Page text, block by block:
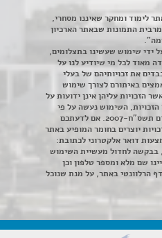
לימוד ומחקר שאיננו מסחרי,
התמונות שבאתר הארכיון
ידי שימוש שעשינו בתצלומים,
מאוד לכל מי שיודיע לנו על
את זכויותיהם של בעלי
באיתורם לצורך שימוש
הזכויות עליהן אינן ידועות על
הזכויות, השימוש נעשה על פי
סעיף 27א לחוק זכויות יוצרים תשס"ח-2007. אם לדעתכם
יוצרים בחומר המופיע באתר
דואר אלקטרוני לכתובת:
, בבקשה לחדול מעשיית השימוש
שם מלא ומספר טלפון וכן
הרלוונטי באתר, על מנת שנוכל